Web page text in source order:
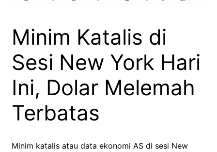
Minim Katalis di
Sesi New York Hari
Ini, Dolar Melemah
Terbatas
Minim katalis atau data ekonomi AS di sesi New